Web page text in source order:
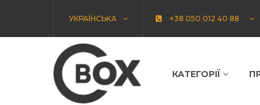
УКРАЇНСЬКА +38 050 012 40 88
КАТЕГОРІЇ